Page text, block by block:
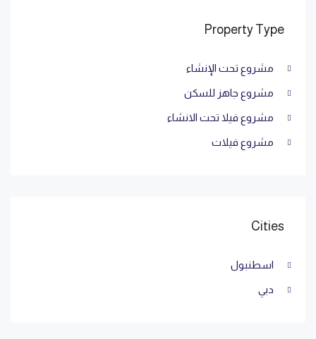
Property Type
مشروع تحت الإنشاء
مشروع جاهز للسكن
مشروع فيلا تحت الانشاء
مشروع فيلات
Cities
اسطنبول
دبي